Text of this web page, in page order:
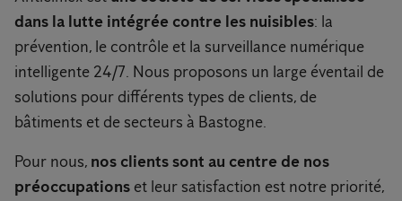
dans la lutte intégrée contre les nuisibles: la
prévention, le contrôle et la surveillance numérique
intelligente 24/7. Nous proposons un large éventail de
solutions pour différents types de clients, de
bâtiments et de secteurs à Bastogne.
Pour nous, nos clients sont au centre de nos
préoccupations et leur satisfaction est notre priorité,